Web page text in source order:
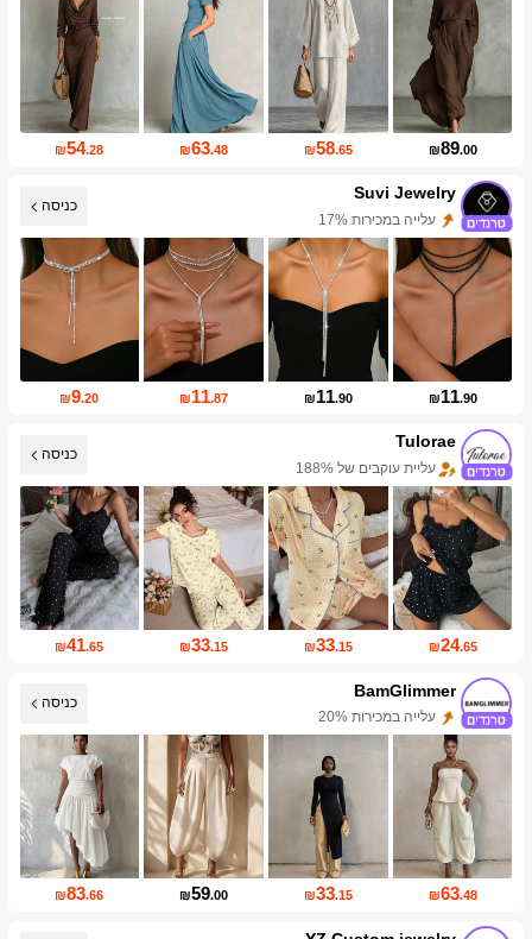
₪89.00
₪58.65
₪63.48
₪54.28
Suvi Jewelry
עלייה במכירות 17%
עלייה במספר העוקבים 999%+
כניסה
₪11.90
₪11.90
₪11.87
₪9.20
Tulorae
עליית עוקבים של 188%
עלייה במכירות 247%
כניסה
₪24.65
₪33.15
₪33.15
₪41.65
BamGlimmer
עלייה במכירות 20%
עליית עוקבים של 129%
כניסה
₪63.48
₪33.15
₪59.00
₪83.66